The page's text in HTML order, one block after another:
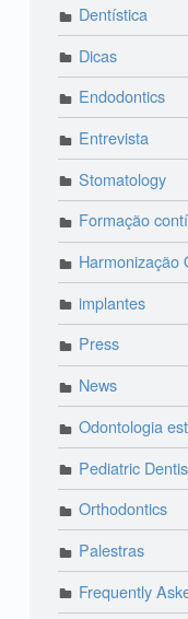
Dentística
Dicas
Endodontics
Entrevista
Stomatology
Formação
Harmonização
implantes
Press
News
Odontologia
Pediatric
Orthodontics
Palestras
Frequently